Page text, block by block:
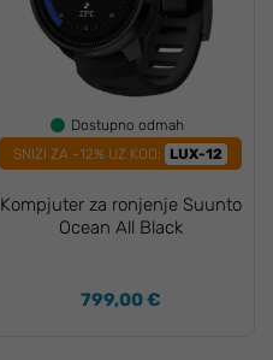
Dostupno odmah
SNIZI ZA -12% UZ KOD:
LUX-12
Kompjuter za ronjenje Suunto
Ocean All Black
799,00 €